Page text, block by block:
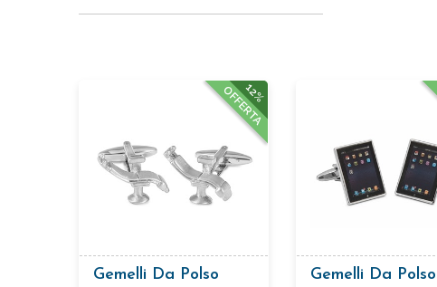
12%
OFFERTA
Gemelli Da Polso
Gemelli Da Polso